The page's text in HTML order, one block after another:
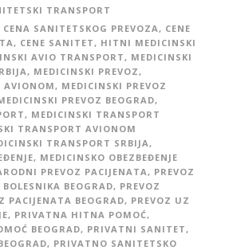
TRANSPORT
CENA SANITETSKOG PREVOZA , CENE
, CENE SANITET , HITNI MEDICINSKI
AVIO TRANSPORT , MEDICINSKI
, MEDICINSKI PREVOZ ,
AVIONOM , MEDICINSKI PREVOZ
PREVOZ BEOGRAD,
, MEDICINSKI TRANSPORT
TRANSPORT AVIONOM
TRANSPORT SRBIJA ,
, MEDICINSKO OBEZBEĐENJE
PREVOZ PACIJENATA , PREVOZ
BOLESNIKA BEOGRAD, PREVOZ
PACIJENATA BEOGRAD, PREVOZ UZ
, PRIVATNA HITNA POMOĆ,
BEOGRAD, PRIVATNI SANITET ,
, PRIVATNO SANITETSKO